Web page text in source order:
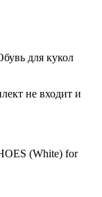
для кукол
не входит и
(White) for